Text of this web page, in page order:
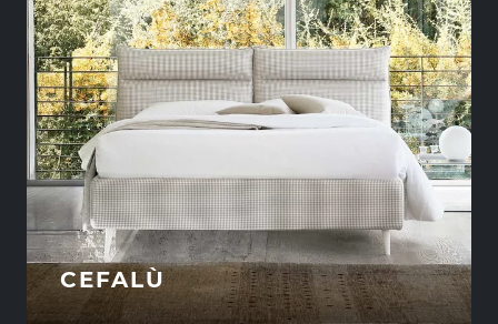
CEFALÙ